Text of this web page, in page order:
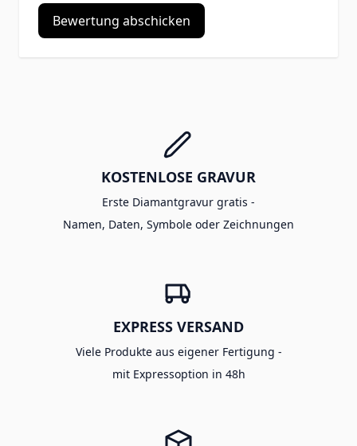
Bewertung abschicken
KOSTENLOSE GRAVUR
Erste Diamantgravur gratis -
Namen, Daten, Symbole oder Zeichnungen
EXPRESS VERSAND
Viele Produkte aus eigener Fertigung -
mit Expressoption in 48h